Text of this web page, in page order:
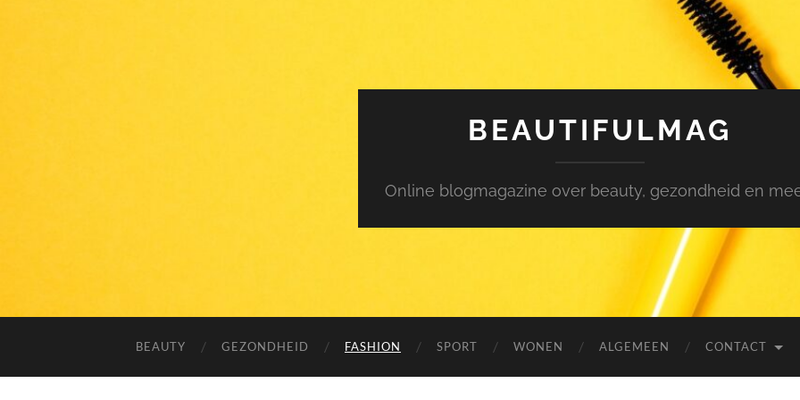
BEAUTIFULMAG
Online blogmagazine over beauty, gezondheid en
BEAUTY GEZONDHEID FASHION SPORT WONEN ALGEMEEN CONTACT